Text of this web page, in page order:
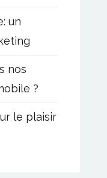
un
nos
?
le plaisir